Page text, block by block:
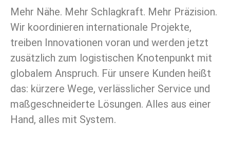
Mehr Nähe. Mehr Schlagkraft. Mehr Präzision.
Wir koordinieren internationale Projekte,
treiben Innovationen voran und werden jetzt
zusätzlich zum logistischen Knotenpunkt mit
globalem Anspruch. Für unsere Kunden heißt
das: kürzere Wege, verlässlicher Service und
maßgeschneiderte Lösungen. Alles aus einer
Hand, alles mit System.